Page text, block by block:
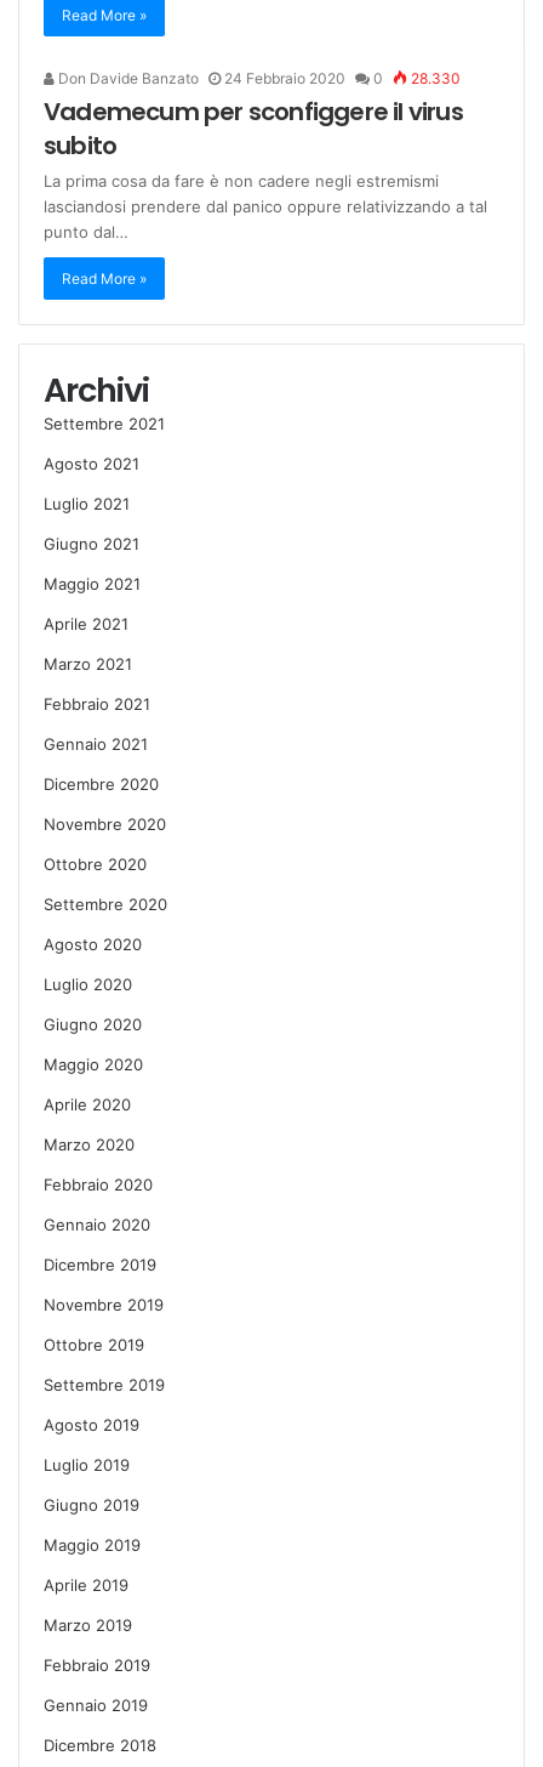
Read More »
Don Davide Banzato 24 Febbraio 2020 0 28.330
Vademecum per sconfiggere il virus
subito
La prima cosa da fare è non cadere negli estremismi
lasciandosi prendere dal panico oppure relativizzando a tal
punto dal…
Read More »
Archivi
Settembre 2021
Agosto 2021
Luglio 2021
Giugno 2021
Maggio 2021
Aprile 2021
Marzo 2021
Febbraio 2021
Gennaio 2021
Dicembre 2020
Novembre 2020
Ottobre 2020
Settembre 2020
Agosto 2020
Luglio 2020
Giugno 2020
Maggio 2020
Aprile 2020
Marzo 2020
Febbraio 2020
Gennaio 2020
Dicembre 2019
Novembre 2019
Ottobre 2019
Settembre 2019
Agosto 2019
Luglio 2019
Giugno 2019
Maggio 2019
Aprile 2019
Marzo 2019
Febbraio 2019
Gennaio 2019
Dicembre 2018